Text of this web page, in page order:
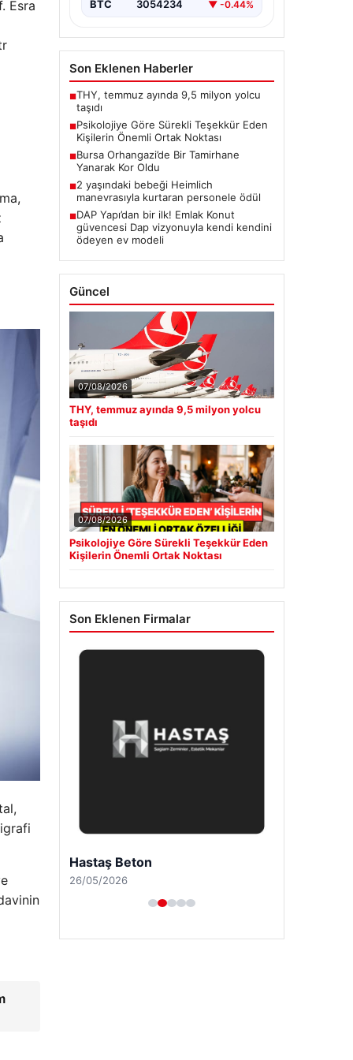
Esra
BTC 3054234 ▼ -0.44%
Son Eklenen Haberler
■THY, temmuz ayında 9,5 milyon yolcu
taşıdı
■Psikolojiye Göre Sürekli Teşekkür Eden
Kişilerin Önemli Ortak Noktası
■Bursa Orhangazi’de Bir Tamirhane
Yanarak Kor Oldu
■2 yaşındaki bebeği Heimlich
manevrasıyla kurtaran personele ödül
■DAP Yapı’dan bir ilk! Emlak Konut
güvencesi Dap vizyonuyla kendi kendini
ödeyen ev modeli
Güncel
07/08/2026
THY, temmuz ayında 9,5 milyon yolcu
taşıdı
07/08/2026
Psikolojiye Göre Sürekli Teşekkür Eden
Kişilerin Önemli Ortak Noktası
Son Eklenen Firmalar
Hastaş Beton
26/05/2026